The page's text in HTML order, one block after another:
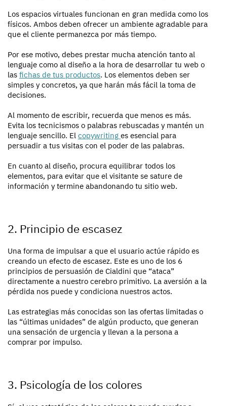
Los espacios virtuales funcionan en gran medida como los
físicos. Ambos deben ofrecer un ambiente agradable para
que el cliente permanezca por más tiempo.
Por ese motivo, debes prestar mucha atención tanto al
lenguaje como al diseño a la hora de desarrollar tu web o
las fichas de tus productos. Los elementos deben ser
simples y concretos, ya que harán más fácil la toma de
decisiones.
Al momento de escribir, recuerda que menos es más.
Evita los tecnicismos o palabras rebuscadas y mantén un
lenguaje sencillo. El copywriting es esencial para
persuadir a tus visitas con el poder de las palabras.
En cuanto al diseño, procura equilibrar todos los
elementos, para evitar que el visitante se sature de
información y termine abandonando tu sitio web.
2. Principio de escasez
Una forma de impulsar a que el usuario actúe rápido es
creando un efecto de escasez. Este es uno de los 6
principios de persuasión de Cialdini que “ataca”
directamente a nuestro cerebro primitivo. La aversión a la
pérdida nos puede y condiciona nuestros actos.
Las estrategias más conocidas son las ofertas limitadas o
las “últimas unidades” de algún producto, que generan
una sensación de urgencia y llevan a la persona a
comprar por impulso.
3. Psicología de los colores